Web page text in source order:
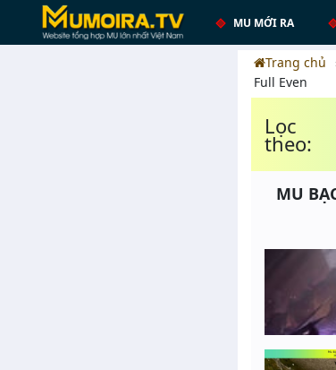
MU MỚI RA
Trang chủ
Full Even
Lọc
theo:
MU